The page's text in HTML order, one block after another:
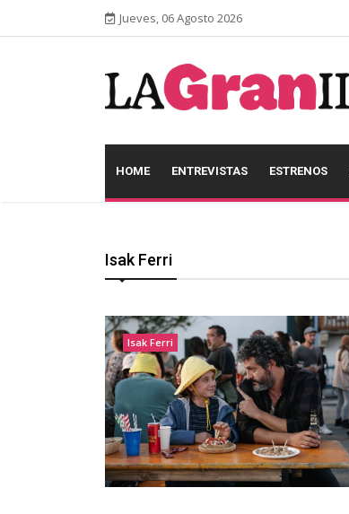
Jueves, 06 Agosto 2026
HOME ENTREVISTAS ESTRENOS
Isak Ferri
Isak Ferri